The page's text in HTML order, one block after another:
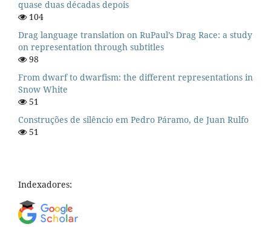
quase duas décadas depois
104
Drag language translation on RuPaul’s Drag Race: a study
on representation through subtitles
98
From dwarf to dwarfism: the different representations in
Snow White
51
Construções de silêncio em Pedro Páramo, de Juan Rulfo
51
Indexadores: